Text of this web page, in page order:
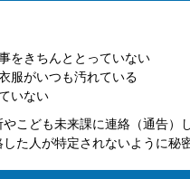
をきちんととっていない
服がいつも汚れている
いない
こども未来課に連絡（通告）
た人が特定されないように秘